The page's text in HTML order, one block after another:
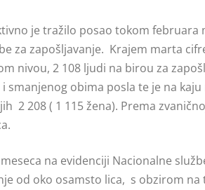
je tražilo posao tokom februara
za zapošljavanje. Krajem marta
nivou, 2 108 ljudi na birou za
smanjenog obima posla te je na
2 208 ( 1 115 žena). Prema
na evidenciji Nacionalne
od oko osamsto lica, s obzirom